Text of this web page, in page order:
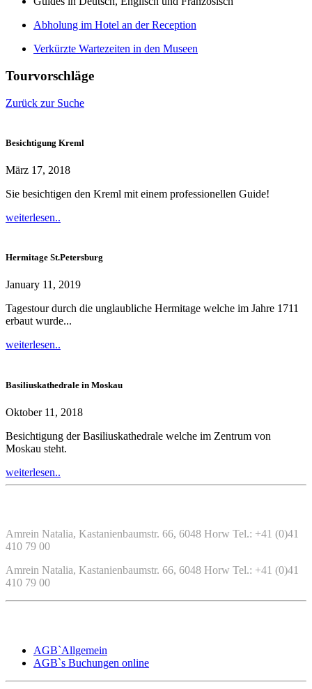
Abholung im Hotel an der Reception
Verkürzte Wartezeiten in den Museen
Tourvorschläge
Zurück zur Suche
Besichtigung Kreml
März 17, 2018
Sie besichtigen den Kreml mit einem professionellen Guide!
weiterlesen..
Hermitage St.Petersburg
January 11, 2019
Tagestour durch die unglaubliche Hermitage welche im Jahre 1711
erbaut wurde...
weiterlesen..
Basiliuskathedrale in Moskau
Oktober 11, 2018
Besichtigung der Basiliuskathedrale welche im Zentrum von
Moskau steht.
weiterlesen..
Amrein Natalia, Kastanienbaumstr. 66, 6048 Horw Tel.: +41 (0)41
410 79 00
Amrein Natalia, Kastanienbaumstr. 66, 6048 Horw Tel.: +41 (0)41
410 79 00
AGB`Allgemein
AGB`s Buchungen online